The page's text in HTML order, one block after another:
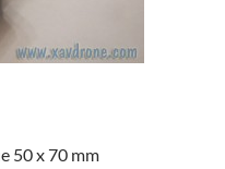
50 x 70 mm